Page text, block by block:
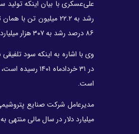
۸۶ درصد رشد به ۳۰۷ هزار میلیارد تومان افزایش داشته است.
است.
میلیارد دلار در سال مالی منتهی به ۳۱ خردادماه ۱۴۰۱ رسیده است.